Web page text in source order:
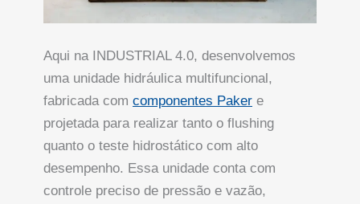
Aqui na INDUSTRIAL 4.0, desenvolvemos
uma unidade hidráulica multifuncional,
fabricada com componentes Paker e
projetada para realizar tanto o flushing
quanto o teste hidrostático com alto
desempenho. Essa unidade conta com
controle preciso de pressão e vazão,